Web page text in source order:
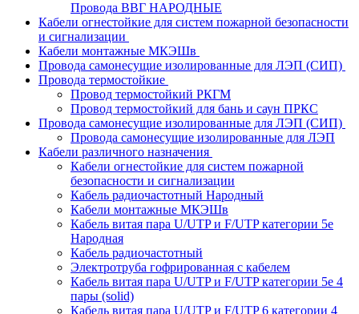
Провода ВВГ НАРОДНЫЕ
Кабели огнестойкие для систем пожарной безопасности
и сигнализации
Кабели монтажные МКЭШв
Провода самонесущие изолированные для ЛЭП (СИП)
Провода термостойкие
Провод термостойкий РКГМ
Провод термостойкий для бань и саун ПРКС
Провода самонесущие изолированные для ЛЭП (СИП)
Провода самонесущие изолированные для ЛЭП
Кабели различного назначения
Кабели огнестойкие для систем пожарной
безопасности и сигнализации
Кабель радиочастотный Народный
Кабели монтажные МКЭШв
Кабель витая пара U/UTP и F/UTP категории 5е
Народная
Кабель радиочастотный
Электротруба гофрированная с кабелем
Кабель витая пара U/UTP и F/UTP категории 5e 4
пары (solid)
Кабель витая пара U/UTP и F/UTP 6 категории 4